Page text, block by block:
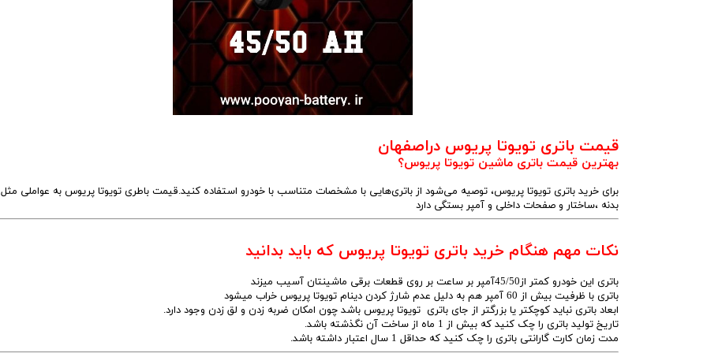
قیمت باتری تویوتا پریوس دراصفهان
بهترین قیمت باتری ماشین تویوتا پریوس؟
برای خرید باتری تویوتا پریوس، توصیه می‌شود از باتری‌هایی با مشخصات متناسب با خودرو استفاده کنید.قیمت باطری تویوتا پریوس به عواملی
بدنه ،ساختار و صفحات داخلی و آمپر بستگی دارد
نکات مهم هنگام خرید باتری تویوتا پریوس که باید بدانید
باتری این خودرو کمتر از45/50آمپر بر ساعت بر روی قطعات برقی ماشینتان آسیب میزند
باتری با ظرفیت بیش از 60 آمپر هم به دلیل عدم شارژ کردن دینام تویوتا پریوس خراب میشود
ابعاد باتری نباید کوچکتر یا بزرگتر از جای باتری تویوتا پریوس باشد چون امکان ضربه زدن و لق زدن وجود دارد.
تاریخ تولید باتری را چک کنید که بیش از 1 ماه از ساخت آن نگذشته باشد.
مدت زمان کارت گارانتی باتری را چک کنید که حداقل 1 سال اعتبار داشته باشد.